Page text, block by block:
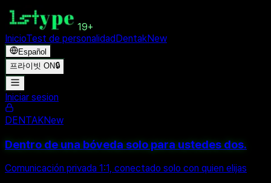
19+
InicioTest de personalidadDentakNew
Español
프라이빗 ON🔒
Iniciar sesion
DENTAKNew
Dentro de una bóveda solo para ustedes dos.
Comunicación privada 1:1, conectado solo con quien elijas